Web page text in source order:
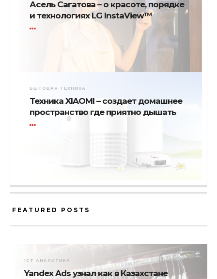
Асель Сагатова – о красоте, порядке
и технологиях LG InstaView™
БЫТОВАЯ ТЕХНИКА
Техника XIAOMI – создает домашнее
пространство где приятно дышать
FEATURED POSTS
ICT АНАЛИТИКА
Yandex Ads узнал как в Казахстане